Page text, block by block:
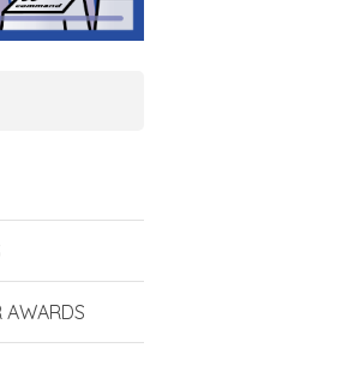
AWARDS